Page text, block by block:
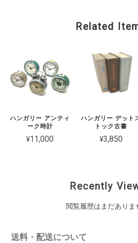
Related
ハンガリー アンティ
ーク時計
¥11,000
ハンガリー デット
トック古書
¥3,850
Recently
閲覧履歴はまだありま
送料・配送について